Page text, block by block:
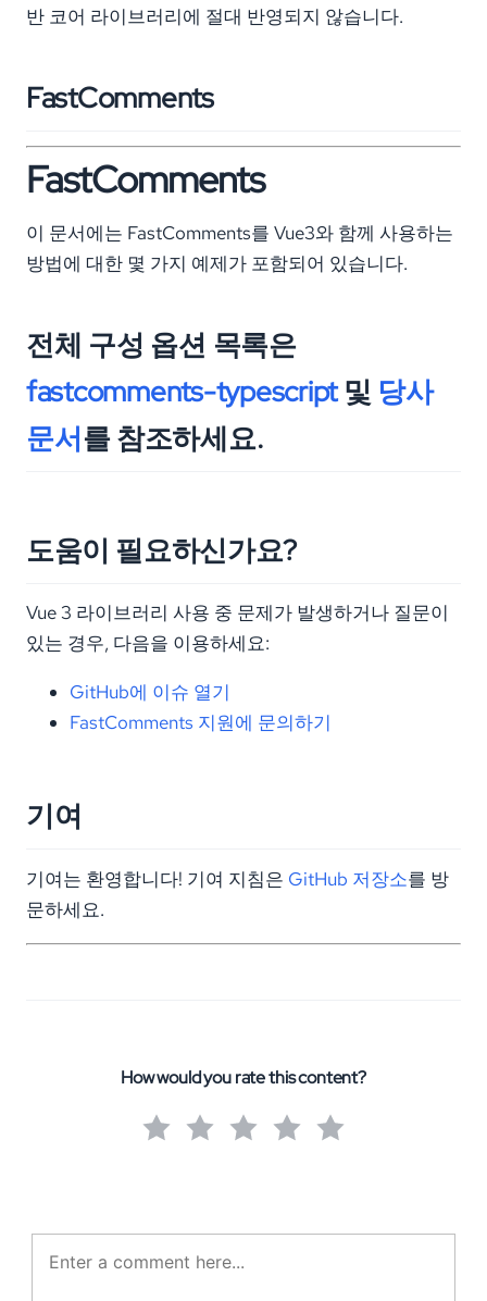
반 코어 라이브러리에 절대 반영되지 않습니다.
FastComments
FastComments
이 문서에는 FastComments를 Vue3와 함께 사용하는
방법에 대한 몇 가지 예제가 포함되어 있습니다.
전체 구성 옵션 목록은
fastcomments-typescript및 당사
문서를 참조하세요.
도움이 필요하신가요?
Vue 3 라이브러리 사용 중 문제가 발생하거나 질문이
있는 경우, 다음을 이용하세요:
GitHub에 이슈 열기
FastComments 지원에 문의하기
기여
기여는 환영합니다! 기여 지침은 GitHub 저장소를 방
문하세요.
How would you rate this content?